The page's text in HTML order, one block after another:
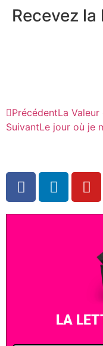
Recevez
PrécédentLa
SuivantLe jour où je